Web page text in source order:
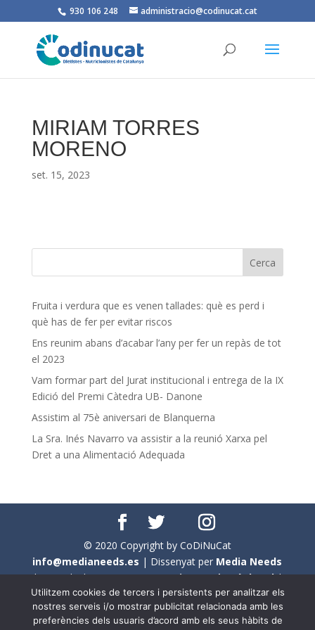
930 106 248 administracio@codinucat.cat
MIRIAM TORRES
MORENO
set. 15, 2023
Fruita i verdura que es venen tallades: què es perd i
què has de fer per evitar riscos
Ens reunim abans d’acabar l’any per fer un repàs de tot
el 2023
Vam formar part del Jurat institucional i entrega de la IX
Edició del Premi Càtedra UB- Danone
Assistim al 75è aniversari de Blanquerna
La Sra. Inés Navarro va assistir a la reunió Xarxa pel
Dret a una Alimentació Adequada
© 2020 Copyright by CoDiNuCat
info@medianeeds.es | Dissenyat per Media Needs
| Tots els drets reservats aCoDiNuCat |Avís legal|
Avís per cookies
En aquest web s'ha tingut en compte l'ús no sexista del
Utilitzem cookies de tercers i persistents per analitzar els
nostres serveis i/o mostrar publicitat relacionada amb les
preferències dels usuaris d’acord amb els seus hàbits de